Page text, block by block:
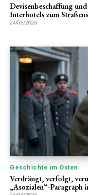
Devisenbeschaffung
Interhotels zum
24/06/2026
Geschichte im Osten
Verdrängt, verfolgt,
„Asozialen“-Paragraph